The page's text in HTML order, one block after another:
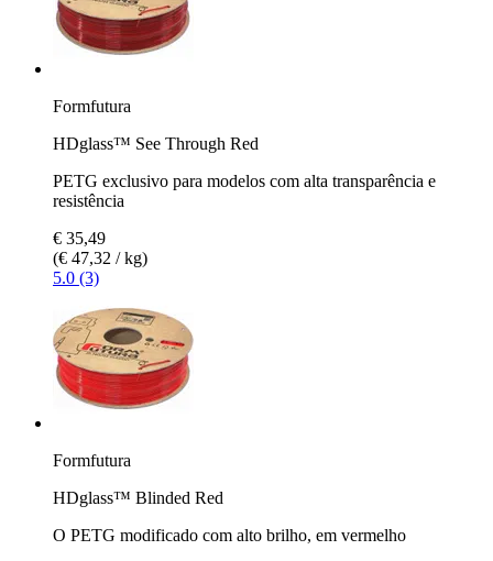
Formfutura
HDglass™ See Through Red
PETG exclusivo para modelos com alta transparência e
resistência
€ 35,49
(€ 47,32 / kg)
5.0 (3)
Formfutura
HDglass™ Blinded Red
O PETG modificado com alto brilho, em vermelho